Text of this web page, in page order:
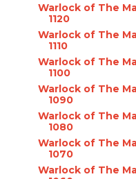
Warlock of The
1120
Warlock of The
1110
Warlock of The
1100
Warlock of The
1090
Warlock of The
1080
Warlock of The
1070
Warlock of The